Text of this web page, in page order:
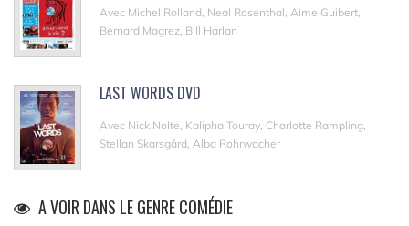
Avec Michel Rolland, Neal Rosenthal, Aime Guibert,
Bernard Magrez, Bill Harlan
LAST WORDS DVD
Avec Nick Nolte, Kalipha Touray, Charlotte Rampling,
Stellan Skarsgård, Alba Rohrwacher
A VOIR DANS LE GENRE COMÉDIE